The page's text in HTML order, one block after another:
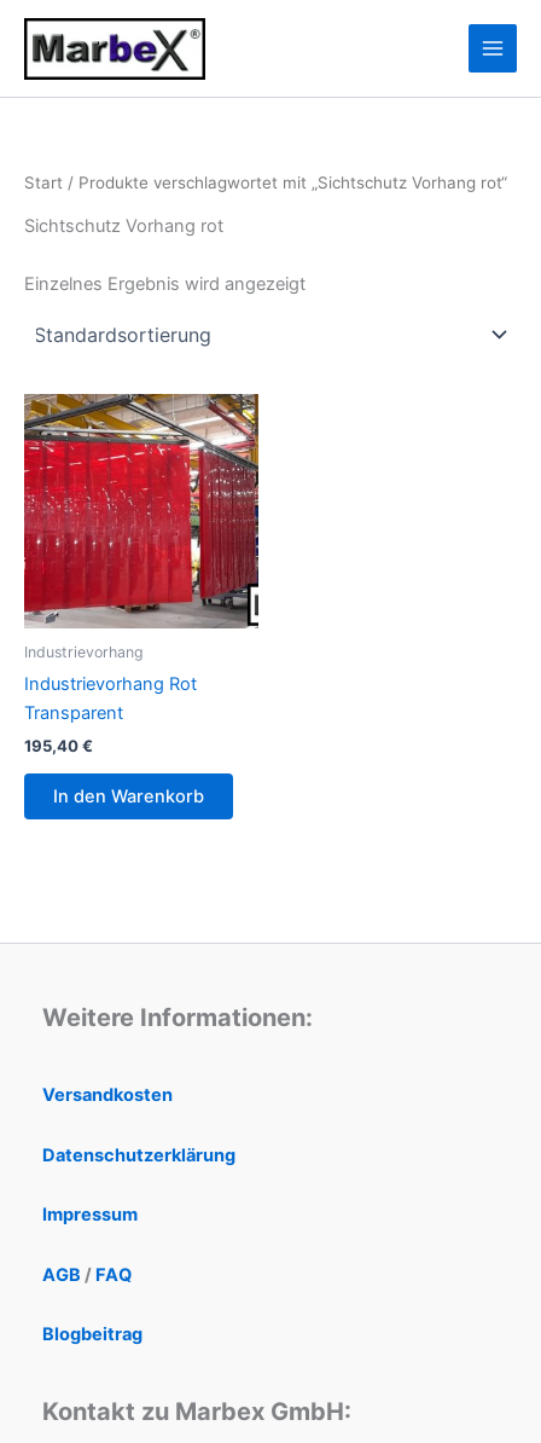
Zum
Inhalt
springen
Start / Produkte verschlagwortet mit „Sichtschutz Vorhang rot“
Sichtschutz Vorhang rot
Einzelnes Ergebnis wird angezeigt
Industrievorhang
Industrievorhang Rot
Transparent
195,40€
In den Warenkorb
Weitere Informationen:
Versandkosten
Datenschutzerklärung
Impressum
AGB / FAQ
Blogbeitrag
Kontakt zu Marbex GmbH: